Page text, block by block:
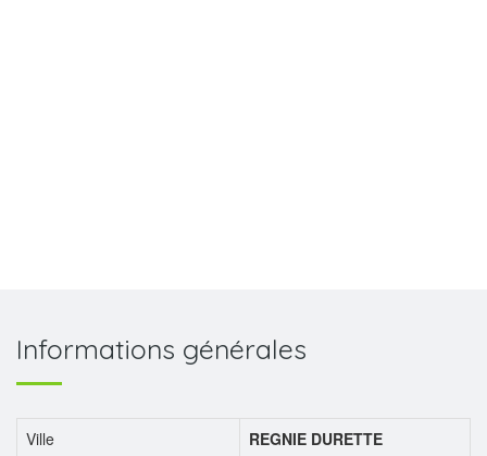
Informations générales
Ville
REGNIE DURETTE